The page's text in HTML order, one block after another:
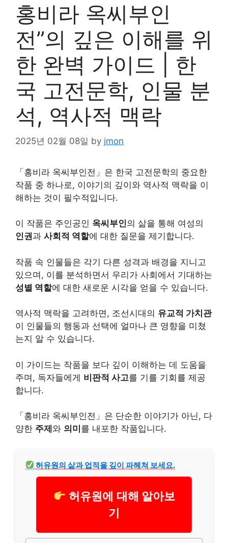
홍비라 옥씨부인
전”의 깊은 이해를 위
한 완벽 가이드 | 한
국 고전문학, 인물 분
석, 역사적 맥락
2025년 02월 08일 by jmon
「홍비라 옥씨부인전」은 한국 고전문학의 중요한
작품 중 하나로, 이야기의 깊이와 역사적 맥락을 이
해하는 것이 필수적입니다.
이 작품은 주인공인 옥씨부인의 삶을 통해 여성의
인권과 사회적 역할에 대한 질문을 제기합니다.
작품 속 인물들은 각기 다른 성격과 배경을 지니고
있으며, 이를 분석하면서 우리가 사회에서 기대하는
성별 역할에 대한 새로운 시각을 얻을 수 있습니다.
역사적 맥락을 고려하면, 조선시대의 유교적 가치관
이 인물들의 행동과 선택에 얼마나 큰 영향을 미쳤
는지 알 수 있습니다.
이 가이드는 작품을 보다 깊이 이해하는 데 도움을
주며, 독자들에게 비판적 사고를 기를 기회를 제공
합니다.
「홍비라 옥씨부인전」은 단순한 이야기가 아닌, 다
양한 주제 와 의미 를 내포한 작품입니다.
허유원의 삶과 업적을 깊이 파헤쳐 보세요.
허유원에 대해 알아보
기